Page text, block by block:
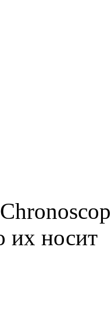
их носит